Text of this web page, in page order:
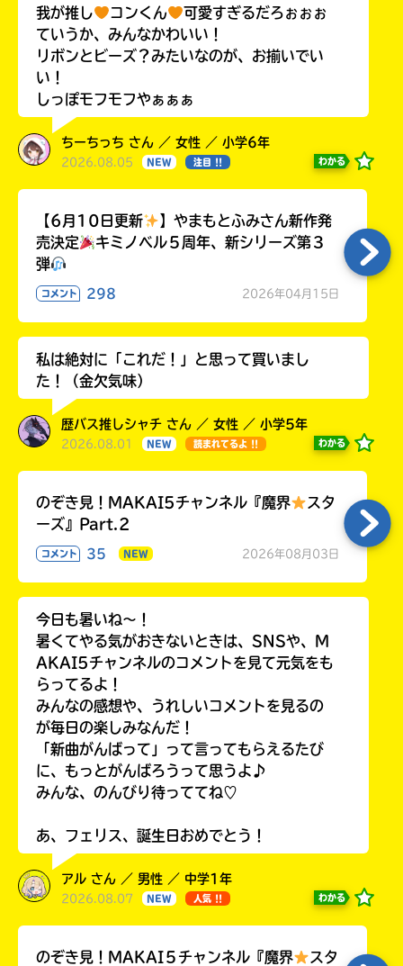
我が推し
コンくん
可愛すぎるだろぉぉぉ
ていうか、みんなかわいい！
リボンとビーズ？みたいなのが、お揃いでい
い！
しっぽモフモフやぁぁぁ
ちーちっち さん ／ 女性 ／ 小学6年
2026.08.05 NEW 注目 !! わかる
【6月10日更新
】やまもとふみさん新作発
売決定
キミノベル５周年、新シリーズ第３
弾
コメント 298 2026年04月15日
私は絶対に「これだ！」と思って買いまし
た！（金欠気味）
歴バス推しシャチ さん ／ 女性 ／ 小学5年
2026.08.01 NEW 読まれてるよ !! わかる
のぞき見！MAKAI5チャンネル『魔界
スタ
ーズ』Part.2
コメント 35 NEW 2026年08月03日
今日も暑いね〜！
暑くてやる気がおきないときは、SNSや、M
AKAI5チャンネルのコメントを見て元気をも
らってるよ！
みんなの感想や、うれしいコメントを見るの
が毎日の楽しみなんだ！
「新曲がんばって」って言ってもらえるたび
に、もっとがんばろうって思うよ♪
みんな、のんびり待っててね♡
あ、フェリス、誕生日おめでとう！
アル さん ／ 男性 ／ 中学1年
2026.08.07 NEW 人気 !! わかる
のぞき見！MAKAI５チャンネル『魔界
スタ